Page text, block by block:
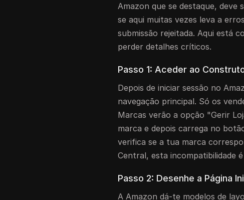
Amazon que se destaque, deve
se aqui muitas vezes leva a
submissão rejeitada. Aqui está
perder detalhes críticos.
Passo 1: Aceder ao
Depois de iniciar sessão no
navegação principal. Só os
Marcas verão a opção "Gerir
marca e depois carrega no
verifica se a tua marca
Central, esta incompatibilidade
Passo 2: Desenhe a Página
A Amazon dá-te modelos de